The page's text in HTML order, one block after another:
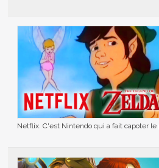
Netflix. C'est Nintendo qui a fait capoter le